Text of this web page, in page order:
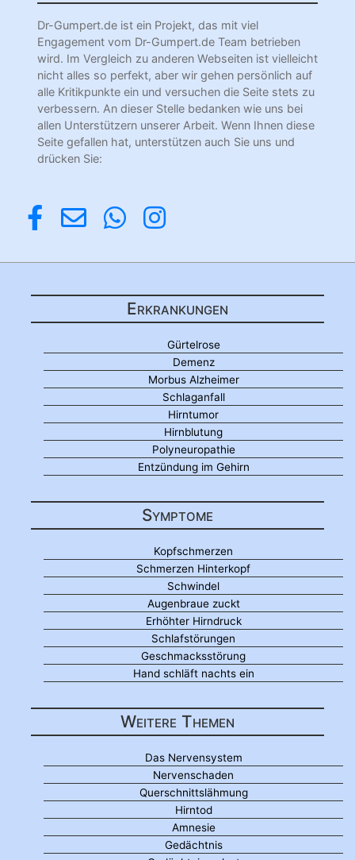
Dr-Gumpert.de ist ein Projekt, das mit viel
Engagement vom Dr-Gumpert.de Team betrieben
wird. Im Vergleich zu anderen Webseiten ist vielleicht
nicht alles so perfekt, aber wir gehen persönlich auf
alle Kritikpunkte ein und versuchen die Seite stets zu
verbessern. An dieser Stelle bedanken wie uns bei
allen Unterstützern unserer Arbeit. Wenn Ihnen diese
Seite gefallen hat, unterstützen auch Sie uns und
drücken Sie:
Erkrankungen
Gürtelrose
Demenz
Morbus Alzheimer
Schlaganfall
Hirntumor
Hirnblutung
Polyneuropathie
Entzündung im Gehirn
Symptome
Kopfschmerzen
Schmerzen Hinterkopf
Schwindel
Augenbraue zuckt
Erhöhter Hirndruck
Schlafstörungen
Geschmacksstörung
Hand schläft nachts ein
Weitere Themen
Das Nervensystem
Nervenschaden
Querschnittslähmung
Hirntod
Amnesie
Gedächtnis